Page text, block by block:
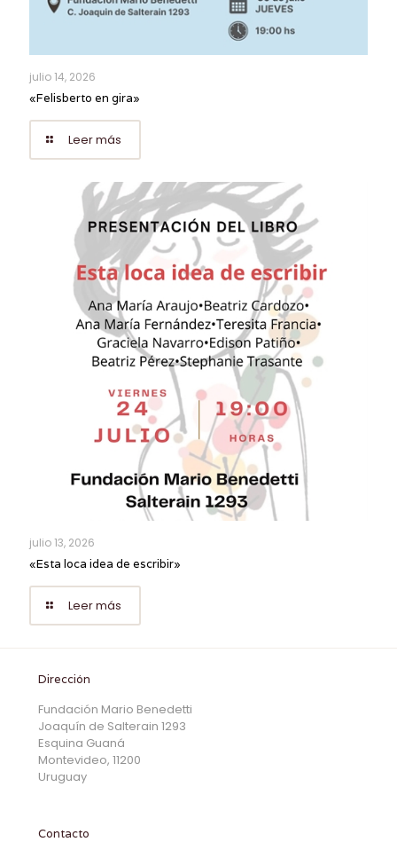
julio 14, 2026
«Felisberto en gira»
Leer más
julio 13, 2026
«Esta loca idea de escribir»
Leer más
Dirección
Fundación Mario Benedetti
Joaquín de Salterain 1293
Esquina Guaná
Montevideo, 11200
Uruguay
Contacto